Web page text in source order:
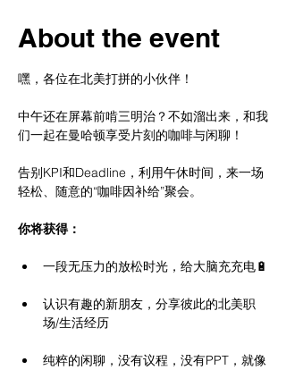
About the event
嘿，各位在北美打拼的小伙伴！
中午还在屏幕前啃三明治？不如溜出来，和我
们一起在曼哈顿享受片刻的咖啡与闲聊！
告别KPI和Deadline，利用午休时间，来一场
轻松、随意的“咖啡因补给”聚会。
你将获得：
一段无压力的放松时光，给大脑充充电🔋
认识有趣的新朋友，分享彼此的北美职
场/生活经历
纯粹的闲聊，没有议程，没有PPT，就像